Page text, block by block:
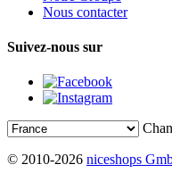
Nous contacter
Suivez-nous sur
© 2010-2026 niceshops